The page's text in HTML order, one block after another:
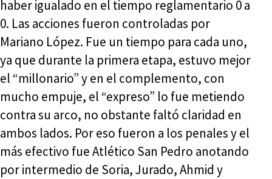
haber igualado en el tiempo reglamentario 0 a
0. Las acciones fueron controladas por
Mariano López. Fue un tiempo para cada uno,
ya que durante la primera etapa, estuvo mejor
el “millonario” y en el complemento, con
mucho empuje, el “expreso” lo fue metiendo
contra su arco, no obstante faltó claridad en
ambos lados. Por eso fueron a los penales y el
más efectivo fue Atlético San Pedro anotando
por intermedio de Soria, Jurado, Ahmid y